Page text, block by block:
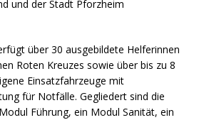
und der Stadt Pforzheim
über 30 ausgebildete Helferinnen
Roten Kreuzes sowie über bis zu 8
Einsatzfahrzeuge mit
für Notfälle. Gegliedert sind die
Führung, ein Modul Sanität, ein